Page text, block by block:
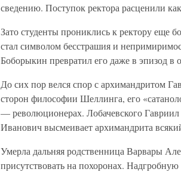
сведению. Поступок ректора расценили
Зато студенты прониклись к ректору еще
стал символом бесстрашия и
Боборыкин превратил его даже в эпизод в
До сих пор велся спор с архимандритом
сторон философии Шеллинга, его
— революционерах. Лобачевского
Иванович высмеивает архимандрита
Умерла дальняя родственница Варвары
присутствовать на похоронах.